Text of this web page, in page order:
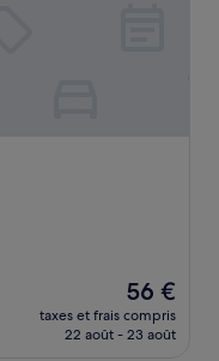
Le
nouveau
prix
56 €
taxes et frais compris
22 août - 23 août